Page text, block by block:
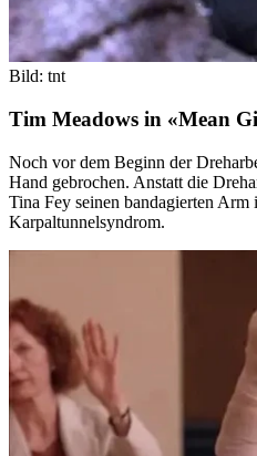
Bild: tnt
Tim Meadows in «Mean
Noch vor dem Beginn der
Hand gebrochen. Anstatt die
Tina Fey seinen bandagierten
Karpaltunnelsyndrom.